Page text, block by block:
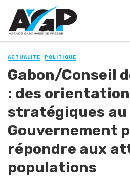
ACTUALITÉ POLITIQUE
Gabon/Conseil
: des
stratégiques au
Gouvernement
répondre aux
populations